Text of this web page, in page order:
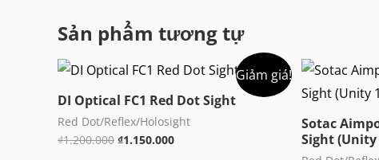
Sản phẩm tương tự
Giảm giá!
DI Optical FC1 Red Dot Sight
Red Dot/Reflex/Holosight
₫1.200.000 Giá
₫1.150.000Giá
Sotac
Sight